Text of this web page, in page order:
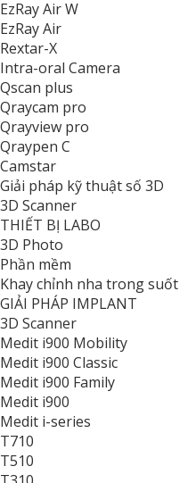
EzRay Air W
EzRay Air
Rextar-X
Intra-oral Camera
Qscan plus
Qraycam pro
Qrayview pro
Qraypen C
Camstar
Giải pháp kỹ thuật số 3D
3D Scanner
THIẾT BỊ LABO
3D Photo
Phần mềm
Khay chỉnh nha trong suốt
GIẢI PHÁP IMPLANT
3D Scanner
Medit i900 Mobility
Medit i900 Classic
Medit i900 Family
Medit i900
Medit i-series
T710
T510